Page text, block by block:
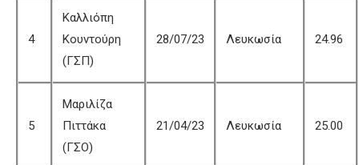
4
Καλλιόπη
Κουντούρη
(ΓΣΠ)
28/07/23 Λευκωσία 24.96
5
Μαριλίζα
Πιττάκα
(ΓΣΟ)
21/04/23 Λευκωσία 25.00